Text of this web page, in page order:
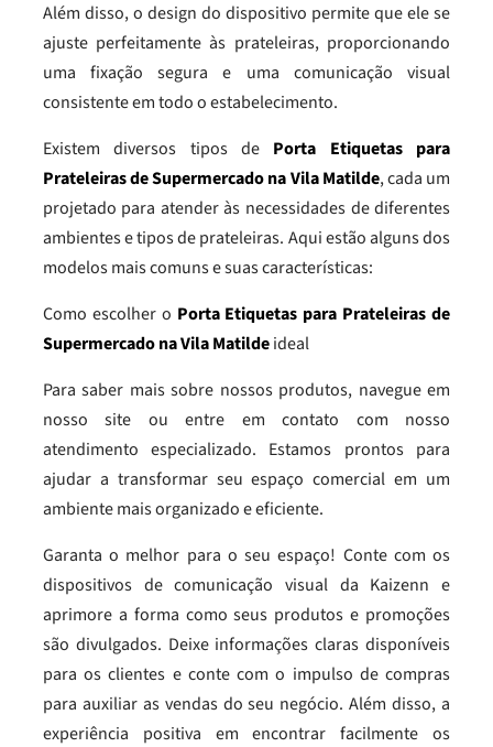
Além disso, o design do dispositivo permite que ele se
ajuste perfeitamente às prateleiras, proporcionando
uma fixação segura e uma comunicação visual
consistente em todo o estabelecimento.
Existem diversos tipos de Porta Etiquetas para
Prateleiras de Supermercado na Vila Matilde, cada um
projetado para atender às necessidades de diferentes
ambientes e tipos de prateleiras. Aqui estão alguns dos
modelos mais comuns e suas características:
Como escolher o Porta Etiquetas para Prateleiras de
Supermercado na Vila Matildeideal
Para saber mais sobre nossos produtos, navegue em
nosso site ou entre em contato com nosso
atendimento especializado. Estamos prontos para
ajudar a transformar seu espaço comercial em um
ambiente mais organizado e eficiente.
Garanta o melhor para o seu espaço! Conte com os
dispositivos de comunicação visual da Kaizenn e
aprimore a forma como seus produtos e promoções
são divulgados. Deixe informações claras disponíveis
para os clientes e conte com o impulso de compras
para auxiliar as vendas do seu negócio. Além disso, a
experiência positiva em encontrar facilmente os